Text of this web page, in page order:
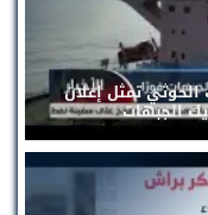
تمثل إعلان
الجبهات